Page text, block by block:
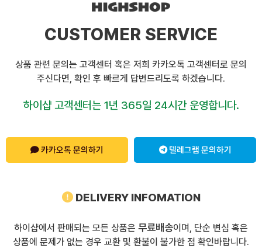
CUSTOMER SERVICE
상품 관련 문의는 고객센터 혹은 저희 카카오톡 고객센터로 문의
주신다면, 확인 후 빠르게 답변드리도록 하겠습니다.
하이샵 고객센터는 1년 365일 24시간 운영합니다.
카카오톡 문의하기 텔레그램 문의하기
DELIVERY INFOMATION
하이샵에서 판매되는 모든 상품은 무료배송이며, 단순 변심 혹은
상품에 문제가 없는 경우 교환 및 환불이 불가한 점 확인바랍니다.